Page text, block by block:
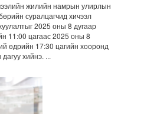
жилийн намрын улирлын
суралцагчид хичээл
2025 оны 8 дугаар
11:00 цагаас 2025 оны 8
өдрийн 17:30 цагийн хооронд
хийнэ. ...